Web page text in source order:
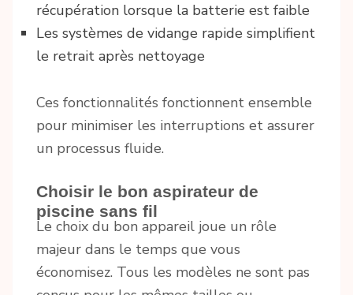
récupération lorsque la batterie est faible
Les systèmes de vidange rapide simplifient
le retrait après nettoyage
Ces fonctionnalités fonctionnent ensemble
pour minimiser les interruptions et assurer
un processus fluide.
Choisir le bon aspirateur de
piscine sans fil
Le choix du bon appareil joue un rôle
majeur dans le temps que vous
économisez. Tous les modèles ne sont pas